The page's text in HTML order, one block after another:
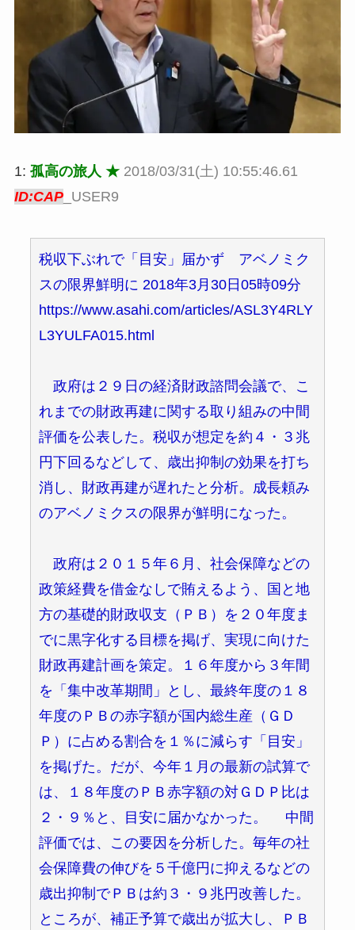
1: 孤高の旅人 ★ 2018/03/31(土) 10:55:46.61
ID:CAP_USER9
税収下ぶれで「目安」届かず アベノミク
スの限界鮮明に 2018年3月30日05時09分
https://www.asahi.com/articles/ASL3Y4RLY
L3YULFA015.html
政府は２９日の経済財政諮問会議で、こ
れまでの財政再建に関する取り組みの中間
評価を公表した。税収が想定を約４・３兆
円下回るなどして、歳出抑制の効果を打ち
消し、財政再建が遅れたと分析。成長頼み
のアベノミクスの限界が鮮明になった。
政府は２０１５年６月、社会保障などの
政策経費を借金なしで賄えるよう、国と地
方の基礎的財政収支（ＰＢ）を２０年度ま
でに黒字化する目標を掲げ、実現に向けた
財政再建計画を策定。１６年度から３年間
を「集中改革期間」とし、最終年度の１８
年度のＰＢの赤字額が国内総生産（ＧＤ
Ｐ）に占める割合を１％に減らす「目安」
を掲げた。だが、今年１月の最新の試算で
は、１８年度のＰＢ赤字額の対ＧＤＰ比は
２・９％と、目安に届かなかった。 中間
評価では、この要因を分析した。毎年の社
会保障費の伸びを５千億円に抑えるなどの
歳出抑制でＰＢは約３・９兆円改善した。
ところが、補正予算で歳出が拡大し、ＰＢ